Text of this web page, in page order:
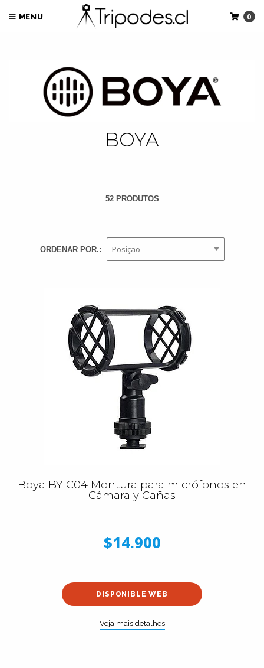
MENU 0
BOYA
52 PRODUTOS
ORDENAR POR.:
Boya BY-C04 Montura para micrófonos en
Cámara y Cañas
$14.900
DISPONIBLE WEB
Veja mais detalhes